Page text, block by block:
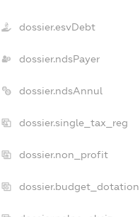
dossier.esvDebt
dossier.ndsPayer
dossier.ndsAnnul
dossier.single_tax_reg
dossier.non_profit
dossier.budget_dotation